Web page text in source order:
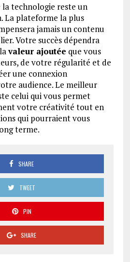
la technologie reste un
La plateforme la plus
jamais un contenu
Votre succès dépendra
valeur ajoutée que vous
de votre régularité et de
une connexion
audience. Le meilleur
celui qui vous permet
votre créativité tout en
qui pourraient vous
terme.
SHARE
TWEET
PIN
SHARE